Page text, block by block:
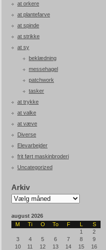
at orkere
at plantefarve
at spinde
at strikke
at sy
beklædning
messehagel
patchwork
tasker
at trykke
at valke
at væve
Diverse
Elevarbejder
frit ført maskinbroderi
Uncategorized
Arkiv
Arkiv
august 2026
M
Ti O To F L
S
1
2
3
4 5 6 7 8
9
10
11 12 13 14 15
16